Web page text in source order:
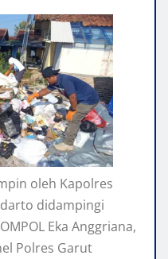
oleh Kapolres
didampingi
Eka Anggriana,
Polres Garut